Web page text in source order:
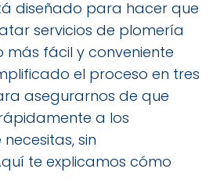
diseñado para hacer que
servicios de plomería
más fácil y conveniente
el proceso en tres
asegurarnos de que
a los
sin
te explicamos cómo